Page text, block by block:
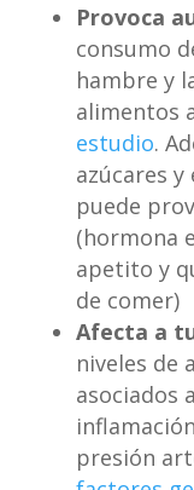
Provoca
consumo
hambre y
alimentos
estudio.
azúcares
puede
(hormona
apetito y
de comer)
Afecta a
niveles de
asociados
presión